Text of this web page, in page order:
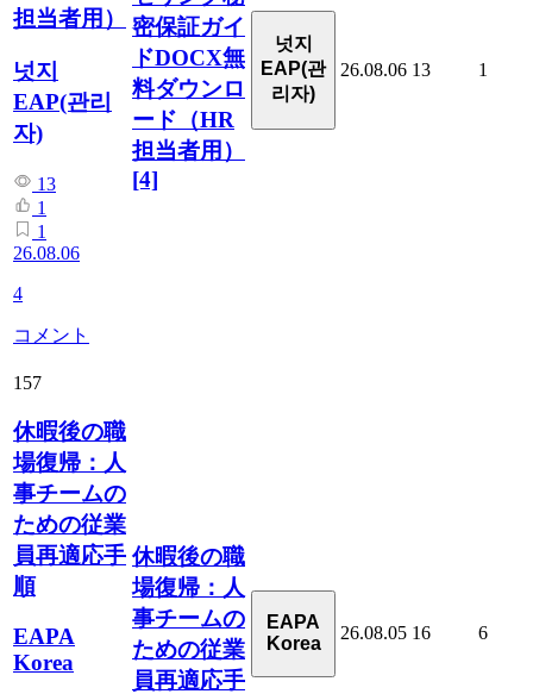
担当者用）
넛지
EAP(관리
자)
13
1
1
26.08.06
4
コメント
密保証ガイ
ドDOCX無
料ダウンロ
ード（HR
担当者用）
[4]
넛지
EAP(관
리자)
26.08.06 13 1
157
休暇後の職
場復帰：人
事チームの
ための従業
員再適応手
順
EAPA
Korea
休暇後の職
場復帰：人
事チームの
ための従業
員再適応手
EAPA
Korea
26.08.05 16 6